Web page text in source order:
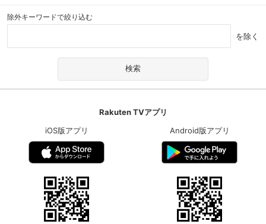
除外キーワードで絞り込む
を除く
Rakuten TVアプリ
iOS版アプリ
Android版アプリ